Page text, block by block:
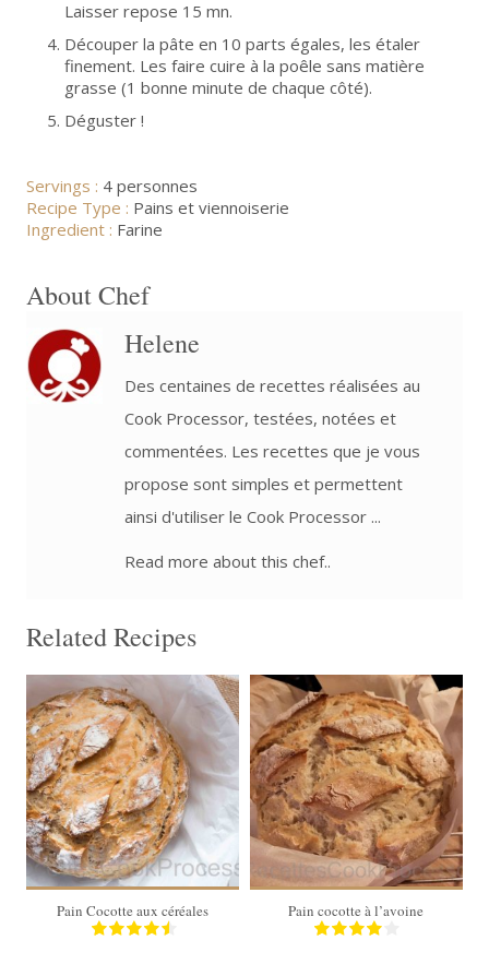
Laisser repose 15 mn.
Découper la pâte en 10 parts égales, les étaler
finement. Les faire cuire à la poêle sans matière
grasse (1 bonne minute de chaque côté).
Déguster !
Servings : 4 personnes
Recipe Type : Pains et viennoiserie
Ingredient : Farine
About Chef
Helene
Des centaines de recettes réalisées au
Cook Processor, testées, notées et
commentées. Les recettes que je vous
propose sont simples et permettent
ainsi d'utiliser le Cook Processor ...
Read more about this chef..
Related Recipes
45 Min
Pain Cocotte aux céréales
50 Min
Pain cocotte à l’avoine